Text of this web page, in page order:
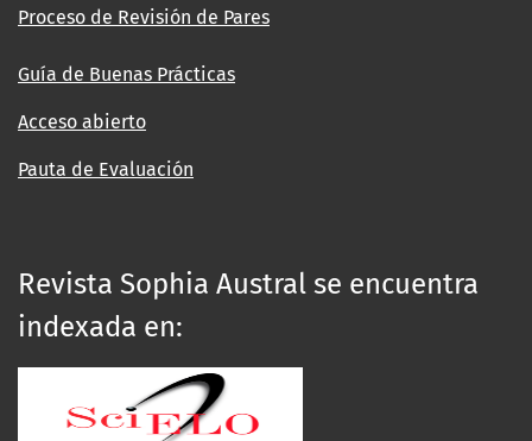
Proceso de Revisión de Pares
Guía de Buenas Prácticas
Acceso abierto
Pauta de Evaluación
Revista Sophia Austral se encuentra
indexada en: